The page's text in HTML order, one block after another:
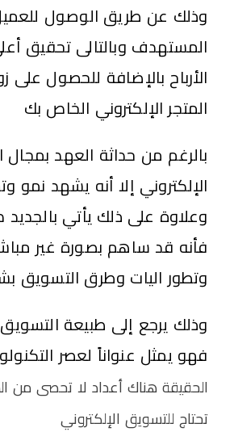
وذلك عن طريق الوصول
المستهدف وبالتالى تحقيق
الأرباح بالإضافة للحصول على
المتجر الإلكتروني الخاص بك
بالرغم من حداثة العهد
الإلكتروني إلا أنه يشهد نمو
وعلاوة على ذلك يأتي بالجديد
فأنه قد ساهم بصورة غير
وتطور اليات وطرق التسويق
وذلك يرجع إلى طبيعة التسويق
فهو يمثل عنواناً لعصر
الحقيقة هناك أعداد لا تحصى من
تحتاج للتسويق الإلكتروني